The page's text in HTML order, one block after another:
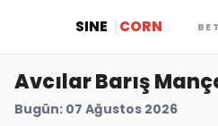
SINE CORN
Avcılar Barış
Bugün: 07 Ağustos 2026